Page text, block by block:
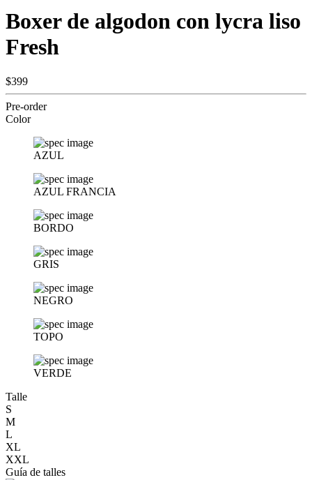
Boxer de algodon con lycra liso
Fresh
$399
Pre-order
Color
AZUL
AZUL FRANCIA
BORDO
GRIS
NEGRO
TOPO
VERDE
Talle
S
M
L
XL
XXL
Guía de talles